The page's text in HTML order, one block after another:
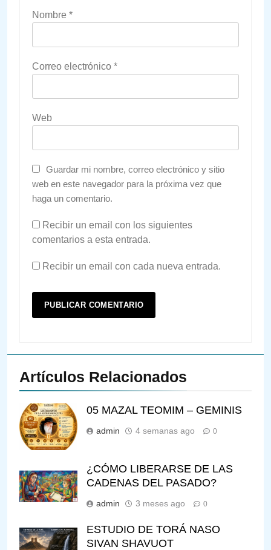
144
VE LO QUE VA A NACER
PENSAMIENTO JUDÍO
Nombre *
Correo electrónico *
Web
Guardar mi nombre, correo electrónico y sitio
web en este navegador para la próxima vez que
haga un comentario.
Recibir un email con los siguientes
comentarios a esta entrada.
Recibir un email con cada nueva entrada.
Artículos Relacionados
05 MAZAL TEOMIM – GEMINIS
admin 4 semanas ago 0
¿CÓMO LIBERARSE DE LAS
CADENAS DEL PASADO?
admin 3 meses ago 0
ESTUDIO DE TORÁ NASO
SIVAN SHAVUOT